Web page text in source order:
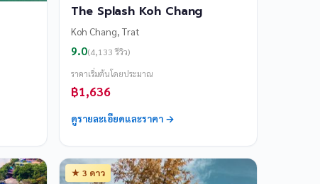
The Splash Koh Chang
Koh Chang, Trat
9.0(4,133 รีวิว)
ราคาเริ่มต้นโดยประมาณ
฿1,636
ดูรายละเอียดและราคา →
★ 3 ดาว